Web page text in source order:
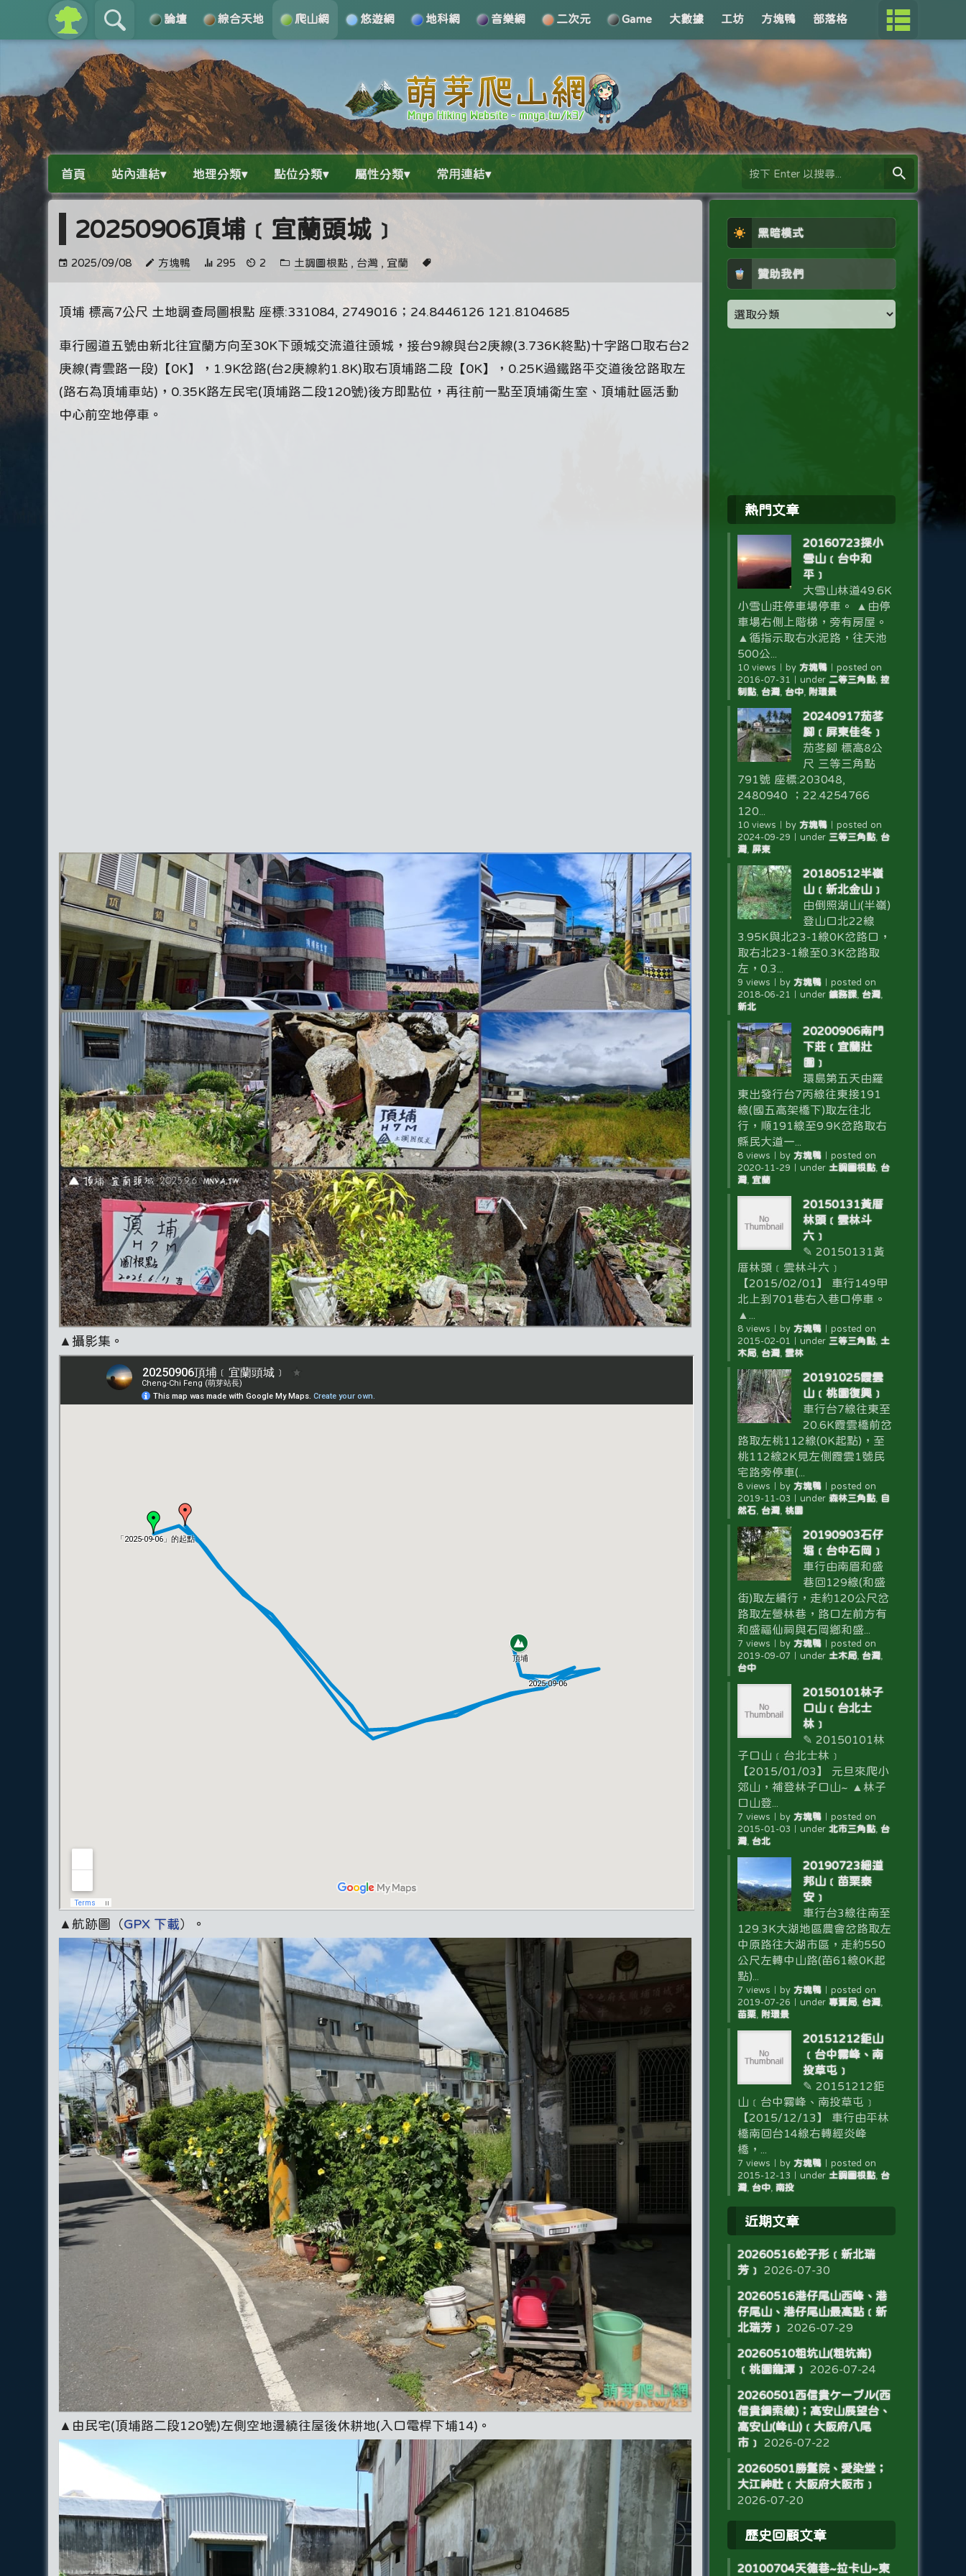
論壇 綜合天地 爬山網 悠遊網 地科網 音樂網 二次元 Game 大數據 工坊 方塊鴨 部落格
關於 導覽
首頁 站內連結▾ 地理分類▾ 點位分類▾ 屬性分類▾ 常用連結▾
20250906頂埔﹝宜蘭頭城﹞
2025/09/08 方塊鴨 295 2 土調圖根點 , 台灣 , 宜蘭
頂埔 標高7公尺 土地調查局圖根點 座標:331084, 2749016；24.8446126 121.8104685
車行國道五號由新北往宜蘭方向至30K下頭城交流道往頭城，接台9線與台2庚線(3.736K終點)十字路口取右台2
庚線(青雲路一段)【0K】，1.9K岔路(台2庚線約1.8K)取右頂埔路二段【0K】，0.25K過鐵路平交道後岔路取左
(路右為頂埔車站)，0.35K路左民宅(頂埔路二段120號)後方即點位，再往前一點至頂埔衛生室、頂埔社區活動
中心前空地停車。
▲攝影集。
▲航跡圖（GPX 下載）。
▲由民宅(頂埔路二段120號)左側空地邊繞往屋後休耕地(入口電桿下埔14)。
黑暗模式
贊助我們
熱門文章
20160723探小
雪山﹝台中和
平﹞
大雪山林道49.6K
小雪山莊停車場停車。 ▲由停
車場右側上階梯，旁有房屋。
▲循指示取右水泥路，往天池
500公...
10 views by 方塊鴨｜ posted on
2016-07-31
under 二等三角點, 控
制點, 台灣, 台中, 附環景
20240917茄苳
腳﹝屏東佳冬﹞
茄苳腳 標高8公
尺 三等三角點
791號 座標:203048,
2480940 ；22.4254766
120...
10 views by 方塊鴨｜ posted on
2024-09-29
under 三等三角點, 台
灣, 屏東
20180512半嶺
山﹝新北金山﹞
由倒照湖山(半嶺)
登山口北22線
3.95K與北23-1線0K岔路口，
取右北23-1線至0.3K岔路取
左，0.3...
9 views by 方塊鴨｜ posted on
2018-06-21
under 鑛務課, 台灣,
新北
20200906南門
下莊﹝宜蘭壯
圍﹞
環島第五天由羅
東出發行台7丙線往東接191
線(國五高架橋下)取左往北
行，順191線至9.9K岔路取右
縣民大道一...
8 views by 方塊鴨｜ posted on
2020-11-29
under 土調圖根點, 台
灣, 宜蘭
20150131黃厝
林頭﹝雲林斗
六﹞
✎ 20150131黃
厝林頭﹝雲林斗六﹞
【2015/02/01】 車行149甲
北上到701巷右入巷口停車。
▲...
8 views by 方塊鴨｜ posted on
2015-02-01
under 三等三角點, 土
木局, 台灣, 雲林
20191025霞雲
山﹝桃園復興﹞
車行台7線往東至
20.6K霞雲橋前岔
路取左桃112線(0K起點)，至
桃112線2K見左側霞雲1號民
宅路旁停車(...
8 views by 方塊鴨｜ posted on
2019-11-03
under 森林三角點, 自
然石, 台灣, 桃園
20190903石仔
堀﹝台中石岡﹞
車行由南眉和盛
巷回129線(和盛
街)取左續行，走約120公尺岔
路取左營林巷，路口左前方有
和盛福仙祠與石岡鄉和盛...
7 views by 方塊鴨｜ posted on
2019-09-07
under 土木局, 台灣,
台中
20150101林子
口山﹝台北士
林﹞
✎ 20150101林
子口山﹝台北士林﹞
【2015/01/03】 元旦來爬小
郊山，補登林子口山~ ▲林子
口山登...
7 views by 方塊鴨｜ posted on
2015-01-03
under 北市三角點, 台
灣, 台北
20190723細道
邦山﹝苗栗泰
安﹞
車行台3線往南至
129.3K大湖地區農會岔路取左
中原路往大湖市區，走約550
公尺左轉中山路(苗61線0K起
點)...
7 views by 方塊鴨｜ posted on
2019-07-26
under 專賣局, 台灣,
苗栗, 附環景
20151212鉅山
﹝台中霧峰、南
投草屯﹞
✎ 20151212鉅
山﹝台中霧峰、南投草屯﹞
【2015/12/13】 車行由平林
橋南回台14線右轉經炎峰
橋，...
7 views by 方塊鴨｜ posted on
2015-12-13
under 土調圖根點, 台
灣, 台中, 南投
近期文章
20260516蛇子形﹝新北瑞
芳﹞
2026-07-30
20260516港仔尾山西峰、港
仔尾山、港仔尾山最高點﹝新
北瑞芳﹞
2026-07-29
20260510粗坑山(粗坑崙)
﹝桃園龍潭﹞
2026-07-24
20260501西信貴ケーブル(西
信貴鋼索線)；高安山展望台、
高安山(峰山)﹝大阪府八尾
市﹞
2026-07-22
20260501勝鬘院、愛染堂；
大江神社﹝大阪府大阪市﹞
2026-07-20
歷史回顧文章
20100704天德巷~拉卡山~東